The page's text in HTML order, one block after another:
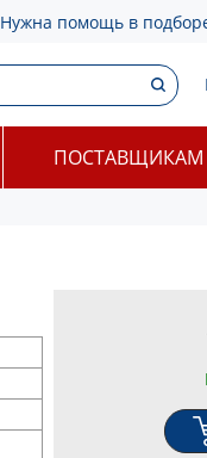
Нужна помощь в
ПОСТАВЩИКАМ